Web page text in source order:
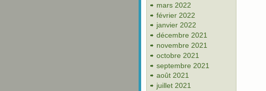
mars 2022
février 2022
janvier 2022
décembre 2021
novembre 2021
octobre 2021
septembre 2021
août 2021
juillet 2021